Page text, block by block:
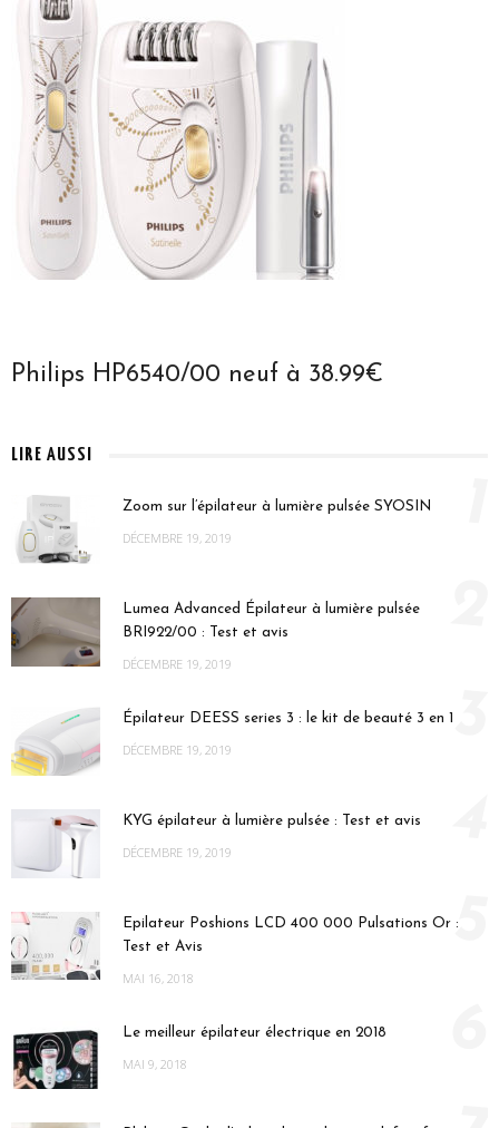
Philips HP6540/00 neuf à 38.99€
LIRE AUSSI
Zoom sur l’épilateur à lumière pulsée SYOSIN
DÉCEMBRE 19, 2019
Lumea Advanced Épilateur à lumière pulsée
BRI922/00 : Test et avis
DÉCEMBRE 19, 2019
Épilateur DEESS series 3 : le kit de beauté 3 en 1
DÉCEMBRE 19, 2019 3
KYG épilateur à lumière pulsée : Test et avis
DÉCEMBRE 19, 2019
Epilateur Poshions LCD 400 000 Pulsations Or :
Test et Avis
MAI 16, 2018
5
Le meilleur épilateur électrique en 2018
MAI 9, 2018